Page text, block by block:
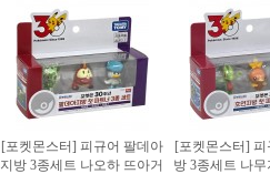
[포켓몬스터] 피규어 팔데아
지방 3종세트 나오하 뜨아거
[포켓몬스터]
방 3종세트 나